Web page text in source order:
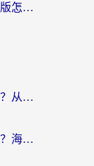
海外党别愁！一键回国加速器免费版怎么选？从踩坑到流畅访问的全攻略
海外玩反恐精英：全球攻势总延迟？从瑞典玩神武4到外国玩黎明觉醒，选对加速器才是关键！
玩决战！平安京用苹果几手机最好？海外党必看的设备+加速器双攻略